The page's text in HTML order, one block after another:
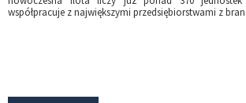
współpracuje z największymi przedsiębiorstwami z